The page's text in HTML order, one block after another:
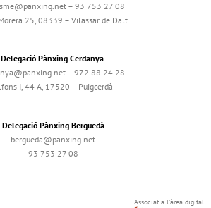
– 93 753 27 08
25, 08339 – Vilassar de Dalt
Delegació Pànxing Cerdanya
– 972 88 24 28
I, 44 A, 17520 – Puigcerdà
Delegació Pànxing Berguedà
bergueda@panxing.net
93 753 27 08
Associat a l'àrea digital